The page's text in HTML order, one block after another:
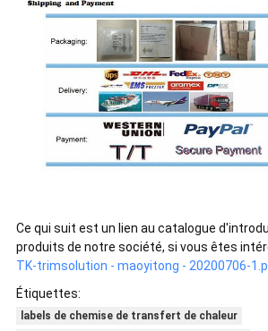
Ce qui suit est un lien au catalogue
produits de notre société, si vous êtes
TK-trimsolution - maoyitong - 20200706-
Étiquettes:
labels de chemise de transfert de chaleur